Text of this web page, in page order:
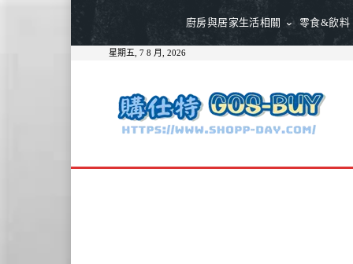
廚房與居家生活相關 零食&飲料
星期五, 7 8 月, 2026